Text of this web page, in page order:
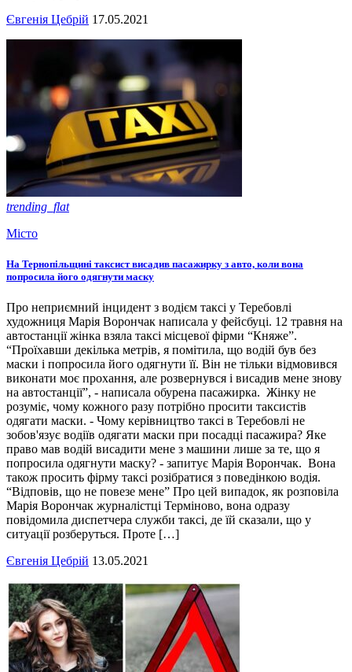
Євгенія Цебрій 17.05.2021
trending_flat
Місто
На Тернопільщині таксист висадив пасажирку з авто, коли вона
попросила його одягнути маску
Про неприємний інцидент з водієм таксі у Теребовлі
художниця Марія Ворончак написала у фейсбуці. 12 травня на
автостанції жінка взяла таксі місцевої фірми “Княже”.
“Проїхавши декілька метрів, я помітила, що водій був без
маски і попросила його одягнути її. Він не тільки відмовився
виконати моє прохання, але розвернувся і висадив мене знову
на автостанції”, - написала обурена пасажирка. Жінку не
розуміє, чому кожного разу потрібно просити таксистів
одягати маски. - Чому керівництво таксі в Теребовлі не
зобов'язує водіїв одягати маски при посадці пасажира? Яке
право мав водій висадити мене з машини лише за те, що я
попросила одягнути маску? - запитує Марія Ворончак. Вона
також просить фірму таксі розібратися з поведінкою водія.
“Відповів, що не повезе мене” Про цей випадок, як розповіла
Марія Ворончак журналістці Терміново, вона одразу
повідомила диспетчера служби таксі, де їй сказали, що у
ситуації розберуться. Проте […]
Євгенія Цебрій 13.05.2021